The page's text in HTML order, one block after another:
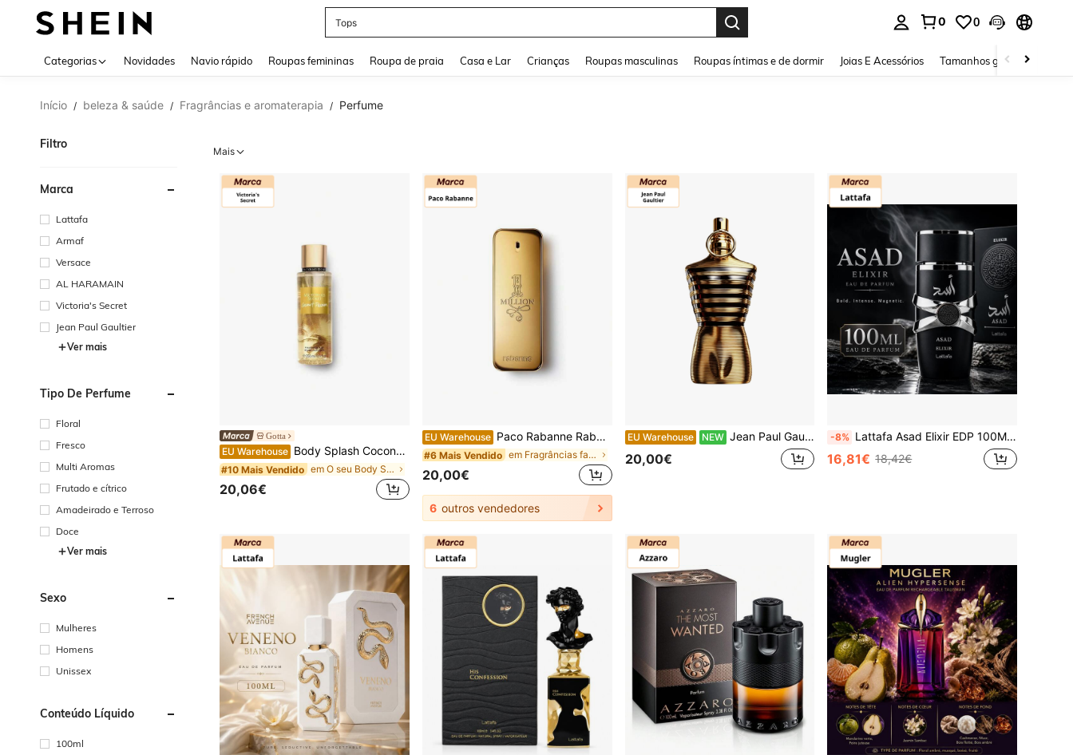
Tops
0 0
Categorias Novidades Navio rápido Roupas femininas Roupa de praia Casa e Lar Crianças Roupas masculinas Roupas íntimas e de dormir Joias E Acessórios Tamanhos grandes
Início / beleza & saúde / Fragrâncias e aromaterapia / Perfume
Filtro
Marca
Lattafa
Armaf
Versace
AL HARAMAIN
Victoria's Secret
Jean Paul Gaultier
Ver mais
Tipo De Perfume
Floral
Fresco
Multi Aromas
Frutado e cítrico
Amadeirado e Terroso
Doce
Ver mais
Sexo
Mulheres
Homens
Unissex
Conteúdo Líquido
100ml
Mais
Gotta
EU Warehouse Body Splash Coconut Passion - Victoria's Secret - 250 ml - Perfumes - ✅ Entrega em 24/72 horas
#10 Mais Vendido em O seu Body Splash exclusivo Perfume&Desodorizan
20,06€
EU Warehouse Paco Rabanne Rabanne 1 Million Eau de Toilette - 100ml/3.4fl oz - Fragrância de grife de longa duração para homens com tangerina, canela e âmbar - Perfume masculino de luxo em spray
#6 Mais Vendido em Fragrâncias favoritas Perfume&Desodorizante Cor
20,00€
6 outros vendedores
EU Warehouse NEW Jean Paul Gaultier Le Male Elixir Parfum - Colônia amadeirada aromática de longa duração para homens com lavanda, fava tonka e âmbar quente - Elixir Parfum de luxo 125ml
20,00€
-8% Lattafa Asad Elixir EDP 100ML Perfume Masculino de Longa Duração com Fragrância Quente, Especiada, Amadeirada e Âmbar.
16,81€ 18,42€